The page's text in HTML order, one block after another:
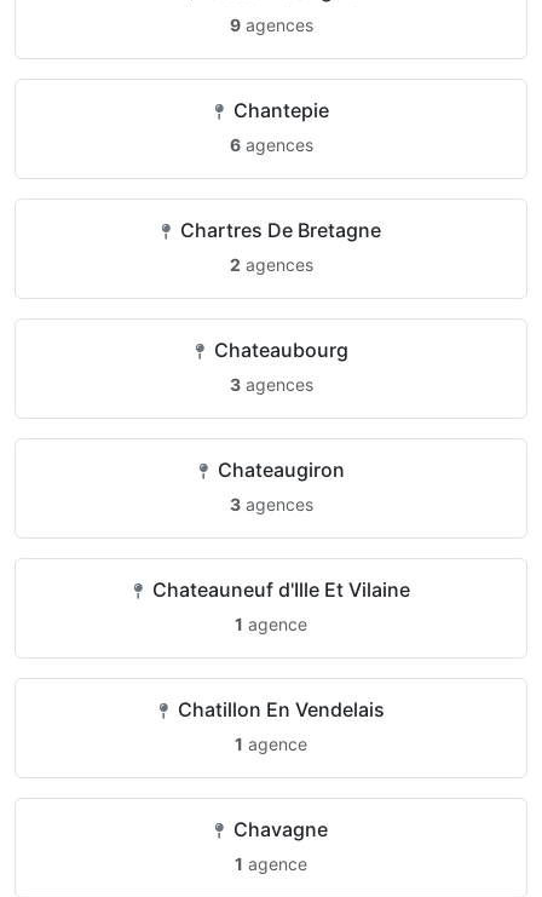
9agences
Chantepie
6agences
Chartres De Bretagne
2 agences
Chateaubourg
3agences
Chateaugiron
3agences
Chateauneuf d'Ille Et Vilaine
1 agence
Chatillon En Vendelais
1 agence
Chavagne
1 agence